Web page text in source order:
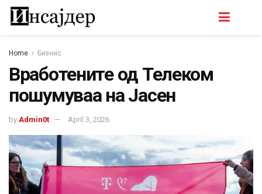
Home Бизнис
Вработените од Телеком
пошумуваа на Јасен
by Admin0t April 3, 2026